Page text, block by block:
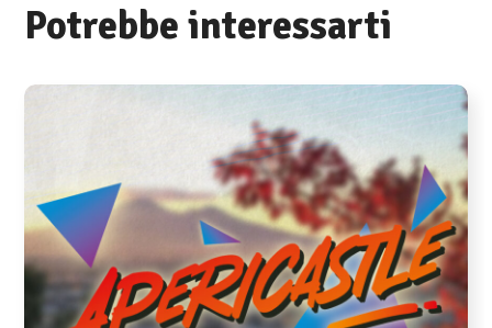
Potrebbe interessarti